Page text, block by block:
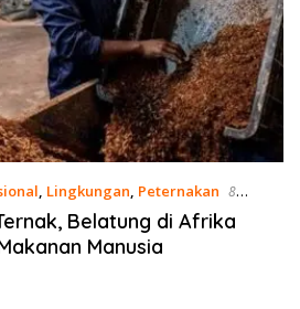
, Lingkungan, Peternakan 8
Belatung di Afrika
Manusia